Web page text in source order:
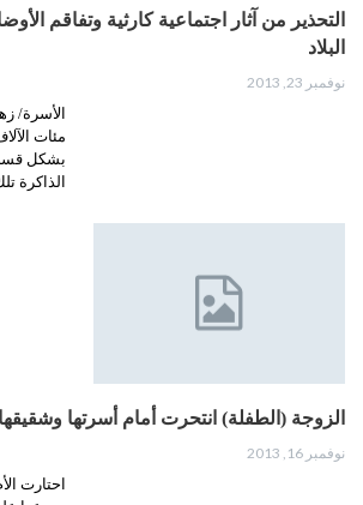
التحذير من آثار اجتماعية كارثية وتفاقم
البلاد
نوفمبر 23, 2013
الأسرة/
مئات
بشكل
الذاكرة
الزوجة (الطفلة) انتحرت أمام أسرتها وشقيقها
نوفمبر 16, 2013
احتارت